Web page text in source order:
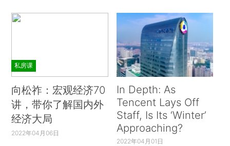
私房课
向松祚：宏观经济70
讲，带你了解国内外
经济大局
2022年04月06日
In Depth: As
Tencent Lays Off
Staff, Is Its ‘Winter’
Approaching?
2022年04月01日